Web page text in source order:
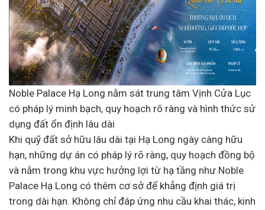
Noble Palace Hạ Long nằm sát trung tâm Vịnh Cửa Lục
có pháp lý minh bạch, quy hoạch rõ ràng và hình thức sử
dụng đất ổn định lâu dài
Khi quỹ đất sở hữu lâu dài tại Hạ Long ngày càng hữu
hạn, những dự án có pháp lý rõ ràng, quy hoạch đồng bộ
và nằm trong khu vực hưởng lợi từ hạ tầng như Noble
Palace Hạ Long có thêm cơ sở để khẳng định giá trị
trong dài hạn. Không chỉ đáp ứng nhu cầu khai thác, kinh